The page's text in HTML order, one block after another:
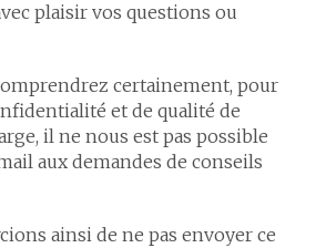
plaisir vos questions ou
certainement, pour
et de qualité de
il ne nous est pas possible
aux demandes de conseils
ainsi de ne pas envoyer ce